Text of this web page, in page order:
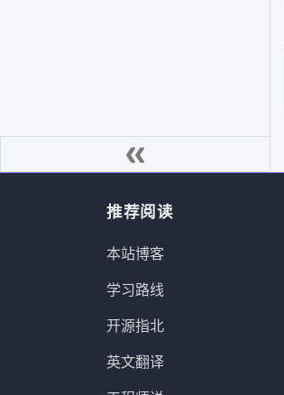
推荐阅读
本站博客
学习路线
开源指北
英文翻译